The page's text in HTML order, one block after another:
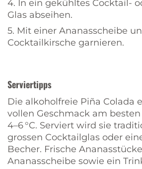
4. In ein gekühltes Cocktail-
Glas abseihen.
5. Mit einer Ananasscheibe
Cocktailkirsche garnieren.
Serviertipps
Die alkoholfreie Piña Colada
vollen Geschmack am
4–6 °C. Serviert wird sie
grossen Cocktailglas oder
Becher. Frische
Ananasscheibe sowie ein